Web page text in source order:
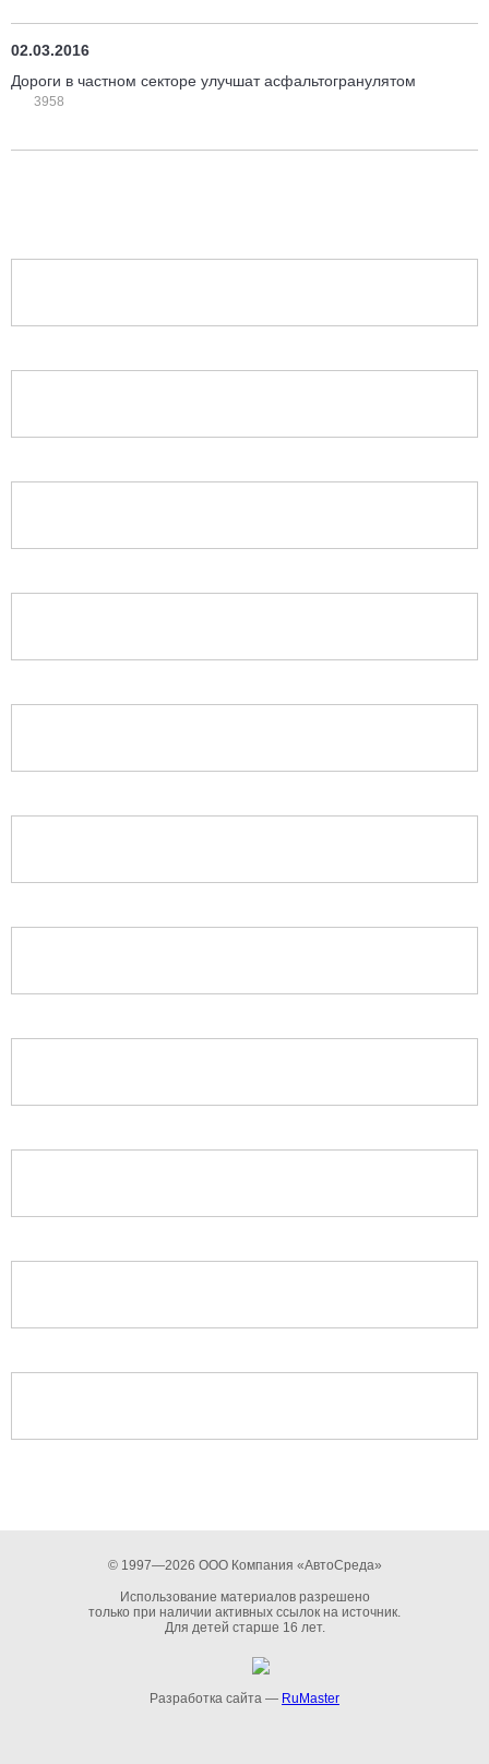
02.03.2016
Дороги в частном секторе улучшат асфальтогранулятом
3958
© 1997—2026 ООО Компания «АвтоСреда»
Использование материалов разрешено
только при наличии активных ссылок на источник.
Для детей старше 16 лет.
Разработка сайта — RuMaster